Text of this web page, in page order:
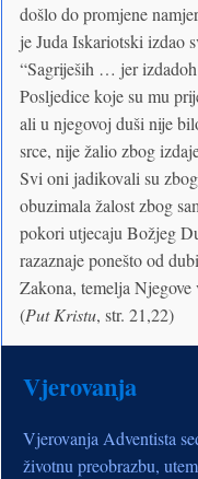
došlo do promjene
je Juda Iskariotski izdao
“Sagriješih … jer
Posljedice koje su mu
ali u njegovoj duši nije
srce, nije žalio zbog
Svi oni jadikovali su
obuzimala žalost zbog
pokori utjecaju Božjeg
razaznaje ponešto od
Zakona, temelja
(Put Kristu, str. 21,22)
Vjerovanja
Vjerovanja Adventista
životnu preobrazbu,